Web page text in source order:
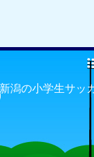
新潟の小学生サッ